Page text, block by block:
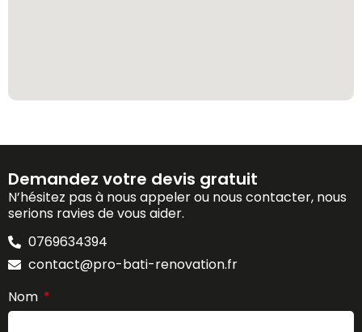
Demandez votre devis gratuit
N’hésitez pas à nous appeler ou nous contacter, nous
serions ravies de vous aider.
0769634394
contact@pro-bati-renovation.fr
Nom